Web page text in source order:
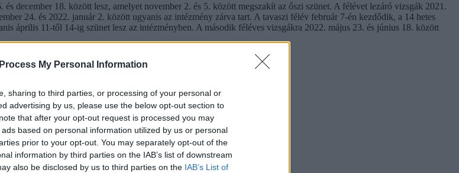
My Personal Information
sharing to third parties, or processing of your personal or
advertising by us, please use the below opt-out section to
that after your opt-out request is processed you may
based on personal information utilized by us or personal
prior to your opt-out. You may separately opt-out of the
information by third parties on the IAB’s list of downstream
also be disclosed by us to third parties on the IAB’s List of
december 18. között lesz, amelyet november 2. és 5. között megszakít az őszi szünet. A félévet lezáró vizsgák 2021.
24. és 2022. január 2. között ugyanis az intézmény zárva tart. A tavaszi félév február 7-én kezdődik, a 14 hetes
április 11-től 14-ig szünet lesz az intézményben. A második féléves vizsgákra 2022. május 23. és június 18. között